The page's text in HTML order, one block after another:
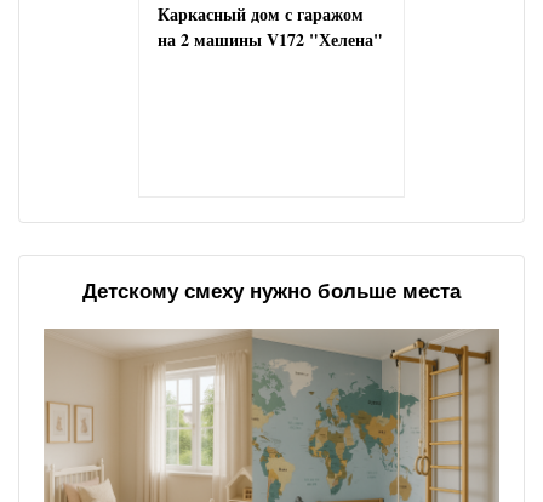
Каркасный дом с гаражом
на 2 машины V172 "Хелена"
Детскому смеху нужно больше места